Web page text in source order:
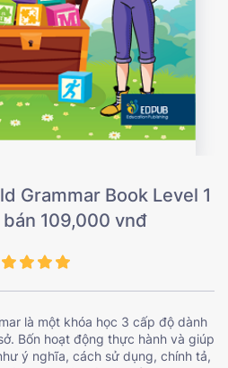
Grammar Book Level 1
bán 109,000 vnđ
là một khóa học 3 cấp độ dành
Bốn hoạt động thực hành và giúp
ý nghĩa, cách sử dụng, chính tả,